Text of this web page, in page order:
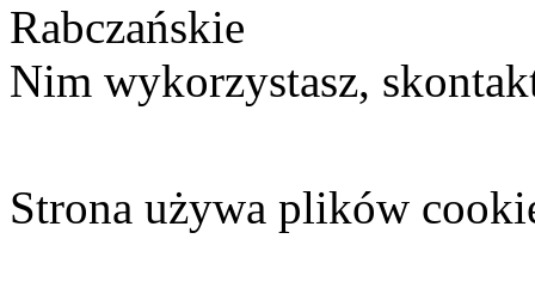
Rabczańskie
Nim wykorzystasz,
Strona używa plików